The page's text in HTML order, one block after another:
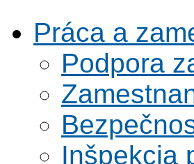
Práca a
Podpora
Inšpekcia